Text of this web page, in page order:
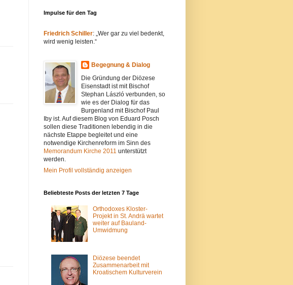
Impulse für den Tag
Friedrich Schiller: „Wer gar zu viel bedenkt,
wird wenig leisten.“
Begegnung & Dialog
Die Gründung der Diözese
Eisenstadt ist mit Bischof
Stephan László verbunden, so
wie es der Dialog für das
Burgenland mit Bischof Paul
Iby ist. Auf diesem Blog von Eduard Posch
sollen diese Traditionen lebendig in die
nächste Etappe begleitet und eine
notwendige Kirchenreform im Sinn des
Memorandum Kirche 2011 unterstützt
werden.
Mein Profil vollständig anzeigen
Beliebteste Posts der letzten 7 Tage
Orthodoxes Kloster-
Projekt in St. Andrä wartet
weiter auf Bauland-
Umwidmung
Diözese beendet
Zusammenarbeit mit
Kroatischem Kulturverein